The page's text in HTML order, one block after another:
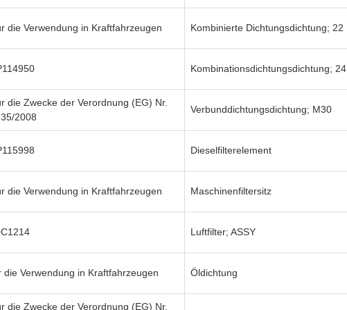
die Verwendung in Kraftfahrzeugen Kombinierte Dichtungsdichtung; 22
Kombinationsdichtungsdichtung; 24
die Zwecke der Verordnung (EG) Nr.
2008
Verbunddichtungsdichtung; M30
Dieselfilterelement
die Verwendung in Kraftfahrzeugen Maschinenfiltersitz
Luftfilter; ASSY
die Verwendung in Kraftfahrzeugen Öldichtung
die Zwecke der Verordnung (EG) Nr.